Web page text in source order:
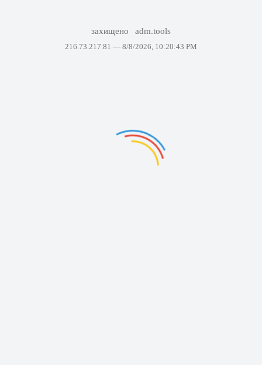
захищено adm.tools
216.73.217.81 — 8/8/2026, 10:20:43 PM